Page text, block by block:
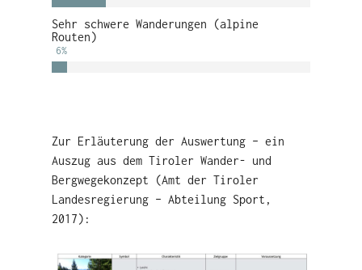
Sehr schwere Wanderungen (alpine
Routen)
6%
Zur Erläuterung der Auswertung – ein
Auszug aus dem Tiroler Wander- und
Bergwegekonzept (Amt der Tiroler
Landesregierung – Abteilung Sport,
2017):